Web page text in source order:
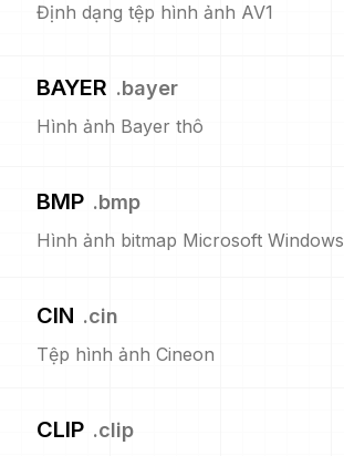
Định dạng tệp hình ảnh AV1
BAYER .bayer
Hình ảnh Bayer thô
BMP .bmp
Hình ảnh bitmap Microsoft Windows
CIN .cin
Tệp hình ảnh Cineon
CLIP .clip